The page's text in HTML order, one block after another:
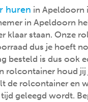
huren in Apeldoorn
in Apeldoorn
klaar staan. Onze
dus je hoeft
besteld is dus ook
rolcontainer houd jij
de rolcontainer en
geleegd wordt.